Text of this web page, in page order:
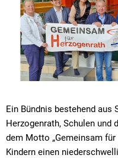
Ein Bündnis bestehend aus
Herzogenrath, Schulen und
dem Motto „Gemeinsam
Kindern einen